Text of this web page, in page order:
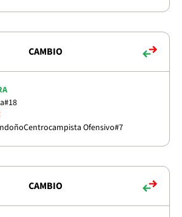
CAMBIO
#18
Centrocampista Ofensivo#7
CAMBIO